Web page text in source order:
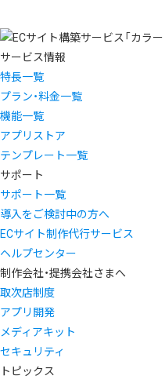
サービス情報
特長一覧
プラン・料金一覧
機能一覧
アプリストア
テンプレート一覧
サポート
サポート一覧
導入をご検討中の方へ
ECサイト制作代行サービス
ヘルプセンター
制作会社・提携会社さまへ
取次店制度
アプリ開発
メディアキット
セキュリティ
トピックス